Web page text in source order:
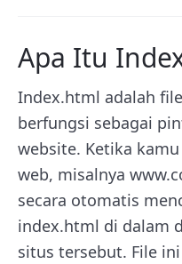
Apa Itu
Index.html adalah
berfungsi sebagai
website. Ketika
web, misalnya
secara otomatis
index.html di dalam
situs tersebut. File